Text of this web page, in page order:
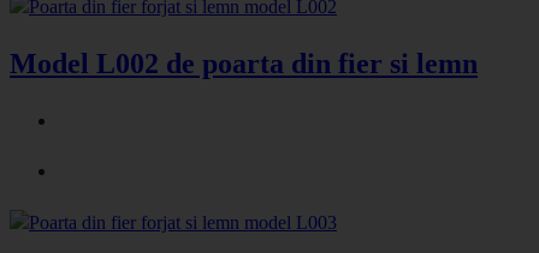
Model L002 de poarta din fier si lemn